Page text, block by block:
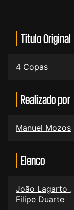
Título Original
4 Copas
Realizado por
Manuel Mozos
Elenco
João Lagarto ,
Filipe Duarte